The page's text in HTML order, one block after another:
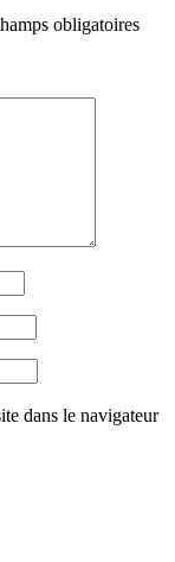
obligatoires
dans le navigateur